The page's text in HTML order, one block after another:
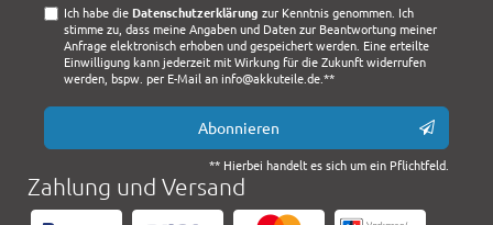
Ich habe die Daten­schutz­erklärung zur Kenntnis genommen. Ich
stimme zu, dass meine Angaben und Daten zur Beantwortung meiner
Anfrage elektronisch erhoben und gespeichert werden. Eine erteilte
Einwilligung kann jederzeit mit Wirkung für die Zukunft widerrufen
werden, bspw. per E-Mail an info@akkuteile.de.**
Abonnieren
** Hierbei handelt es sich um ein Pflichtfeld.
Zahlung und Versand